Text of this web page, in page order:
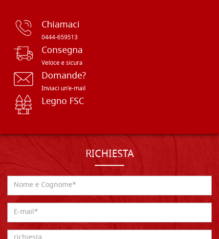
Chiamaci
0444-659513
Consegna
Veloce e sicura
Domande?
Inviaci un'e-mail
Legno FSC
RICHIESTA